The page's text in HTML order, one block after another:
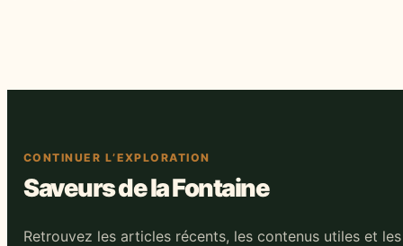
CONTINUER L’EXPLORATION
Saveurs de la Fontaine
Retrouvez les articles récents, les contenus utiles et les